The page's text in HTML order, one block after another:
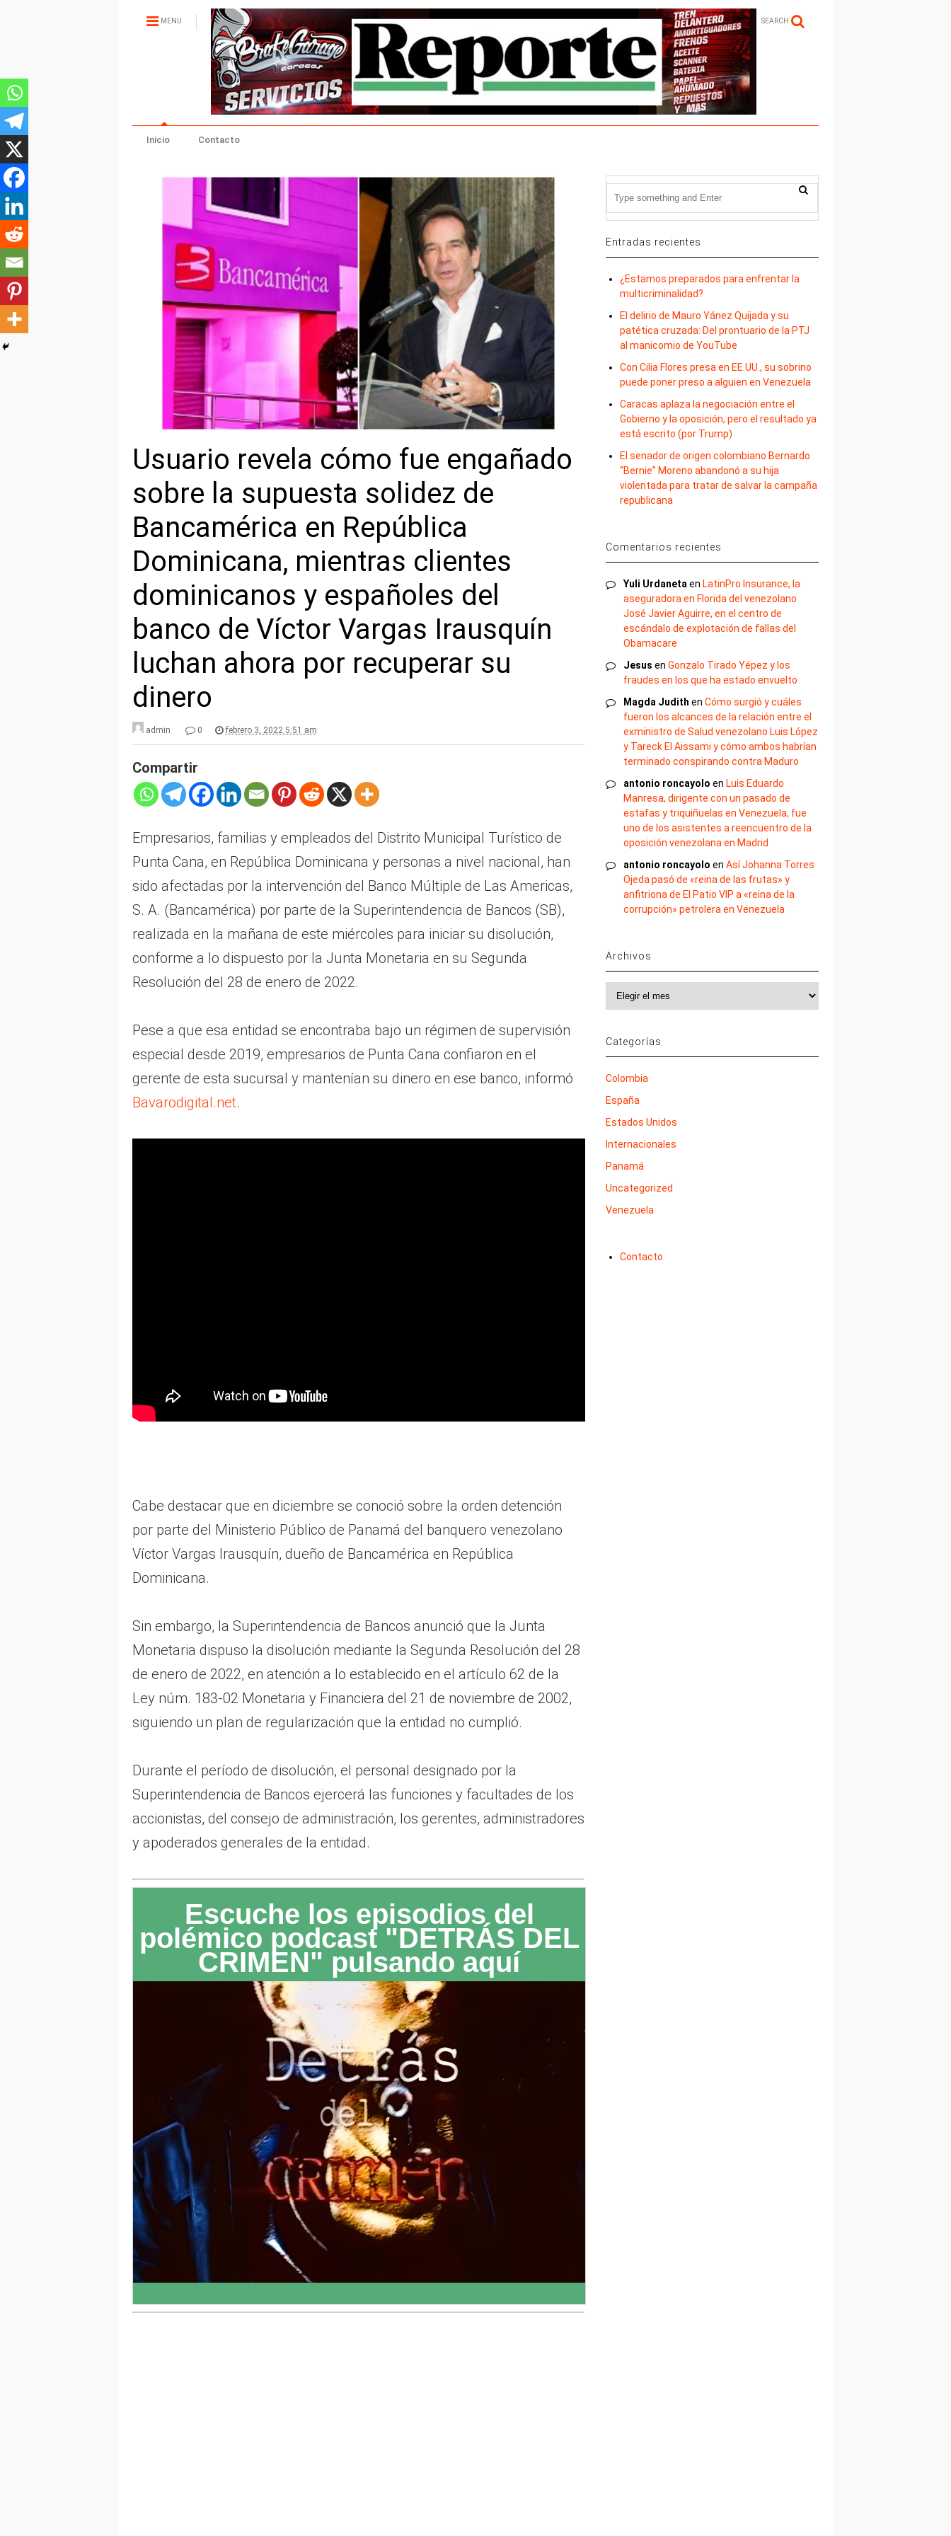
MENU SEARCH
Inicio Contacto
Usuario revela cómo fue engañado
sobre la supuesta solidez de
Bancamérica en República
Dominicana, mientras clientes
dominicanos y españoles del
banco de Víctor Vargas Irausquín
luchan ahora por recuperar su
dinero
admin 0 febrero 3, 2022 5:51 am
Compartir
Empresarios, familias y empleados del Distrito Municipal Turístico de
Punta Cana, en República Dominicana y personas a nivel nacional, han
sido afectadas por la intervención del Banco Múltiple de Las Americas,
S. A. (Bancamérica) por parte de la Superintendencia de Bancos (SB),
realizada en la mañana de este miércoles para iniciar su disolución,
conforme a lo dispuesto por la Junta Monetaria en su Segunda
Resolución del 28 de enero de 2022.
Pese a que esa entidad se encontraba bajo un régimen de supervisión
especial desde 2019, empresarios de Punta Cana confiaron en el
gerente de esta sucursal y mantenían su dinero en ese banco, informó
Bavarodigital.net.
Cabe destacar que en diciembre se conoció sobre la orden detención
por parte del Ministerio Público de Panamá del banquero venezolano
Víctor Vargas Irausquín, dueño de Bancamérica en República
Dominicana.
Sin embargo, la Superintendencia de Bancos anunció que la Junta
Monetaria dispuso la disolución mediante la Segunda Resolución del 28
de enero de 2022, en atención a lo establecido en el artículo 62 de la
Ley núm. 183-02 Monetaria y Financiera del 21 de noviembre de 2002,
siguiendo un plan de regularización que la entidad no cumplió.
Durante el período de disolución, el personal designado por la
Superintendencia de Bancos ejercerá las funciones y facultades de los
accionistas, del consejo de administración, los gerentes, administradores
y apoderados generales de la entidad.
Escuche los episodios del
polémico podcast "DETRÁS DEL
CRIMEN" pulsando aquí
Entradas recientes
¿Estamos preparados para enfrentar la
multicriminalidad?
El delirio de Mauro Yánez Quijada y su
patética cruzada: Del prontuario de la PTJ
al manicomio de YouTube
Con Cilia Flores presa en EE.UU., su sobrino
puede poner preso a alguien en Venezuela
Caracas aplaza la negociación entre el
Gobierno y la oposición, pero el resultado ya
está escrito (por Trump)
El senador de origen colombiano Bernardo
“Bernie” Moreno abandonó a su hija
violentada para tratar de salvar la campaña
republicana
Comentarios recientes
Yuli Urdaneta en LatinPro Insurance, la
aseguradora en Florida del venezolano
José Javier Aguirre, en el centro de
escándalo de explotación de fallas del
Obamacare
Jesus enGonzalo Tirado Yépez y los
fraudes en los que ha estado envuelto
Magda Judith enCómo surgió y cuáles
fueron los alcances de la relación entre el
exministro de Salud venezolano Luis López
y Tareck El Aissami y cómo ambos habrían
terminado conspirando contra Maduro
antonio roncayolo en Luis Eduardo
Manresa, dirigente con un pasado de
estafas y triquiñuelas en Venezuela, fue
uno de los asistentes a reencuentro de la
oposición venezolana en Madrid
antonio roncayolo enAsí Johanna Torres
Ojeda pasó de «reina de las frutas» y
anfitriona de El Patio VIP a «reina de la
corrupción» petrolera en Venezuela
Archivos
Categorías
Colombia
España
Estados Unidos
Internacionales
Panamá
Uncategorized
Venezuela
Contacto